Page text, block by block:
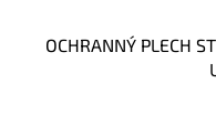
OCHRANNÝ PLECH